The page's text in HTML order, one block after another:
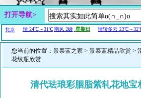
打开导航>
您当前的位置：景泰蓝之家 >景泰蓝精品欣赏 >
花纹瓶欣赏
清代珐琅彩胭脂紫轧花地宝